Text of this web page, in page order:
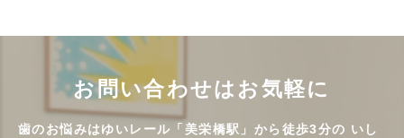
お問い合わせはお気軽に
歯のお悩みはゆいレール「美栄橋駅」から徒歩3分の いし